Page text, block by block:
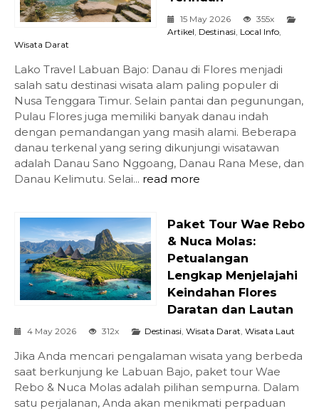
15 May 2026
355x
Artikel, Destinasi, Local Info,
Wisata Darat
Lako Travel Labuan Bajo: Danau di Flores menjadi
salah satu destinasi wisata alam paling populer di
Nusa Tenggara Timur. Selain pantai dan pegunungan,
Pulau Flores juga memiliki banyak danau indah
dengan pemandangan yang masih alami. Beberapa
danau terkenal yang sering dikunjungi wisatawan
adalah Danau Sano Nggoang, Danau Rana Mese, dan
Danau Kelimutu. Selai... read more
Paket Tour Wae Rebo
& Nuca Molas:
Petualangan
Lengkap Menjelajahi
Keindahan Flores
Daratan dan Lautan
4 May 2026 312x Destinasi, Wisata Darat, Wisata Laut
Jika Anda mencari pengalaman wisata yang berbeda
saat berkunjung ke Labuan Bajo, paket tour Wae
Rebo & Nuca Molas adalah pilihan sempurna. Dalam
satu perjalanan, Anda akan menikmati perpaduan